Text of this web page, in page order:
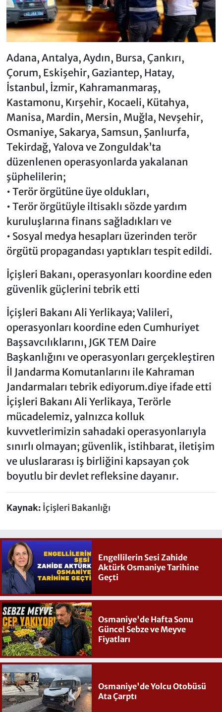
Adana, Antalya, Aydın, Bursa, Çankırı,
Çorum, Eskişehir, Gaziantep, Hatay,
İstanbul, İzmir, Kahramanmaraş,
Kastamonu, Kırşehir, Kocaeli, Kütahya,
Manisa, Mardin, Mersin, Muğla, Nevşehir,
Osmaniye, Sakarya, Samsun, Şanlıurfa,
Tekirdağ, Yalova ve Zonguldak’ta
düzenlenen operasyonlarda yakalanan
şüphelilerin;
• Terör örgütüne üye oldukları,
• Terör örgütüyle iltisaklı sözde yardım
kuruluşlarına finans sağladıkları ve
• Sosyal medya hesapları üzerinden terör
örgütü propagandası yaptıkları tespit edildi.
İçişleri Bakanı, operasyonları koordine eden
güvenlik güçlerini tebrik etti
İçişleri Bakanı Ali Yerlikaya; Valileri,
operasyonları koordine eden Cumhuriyet
Başsavcılıklarını, JGK TEM Daire
Başkanlığını ve operasyonları gerçekleştiren
İl Jandarma Komutanlarını ile Kahraman
Jandarmaları tebrik ediyorum.diye ifade etti
İçişleri Bakanı Ali Yerlikaya, Terörle
mücadelemiz, yalnızca kolluk
kuvvetlerimizin sahadaki operasyonlarıyla
sınırlı olmayan; güvenlik, istihbarat, iletişim
ve uluslararası iş birliğini kapsayan çok
boyutlu bir devlet refleksine dayanır.
Kaynak: İçişleri Bakanlığı
Engellilerin Sesi Zahide
Aktürk Osmaniye Tarihine
Geçti
Osmaniye'de Hafta Sonu
Güncel Sebze ve Meyve
Fiyatları
Osmaniye'de Yolcu Otobüsü
Ata Çarptı